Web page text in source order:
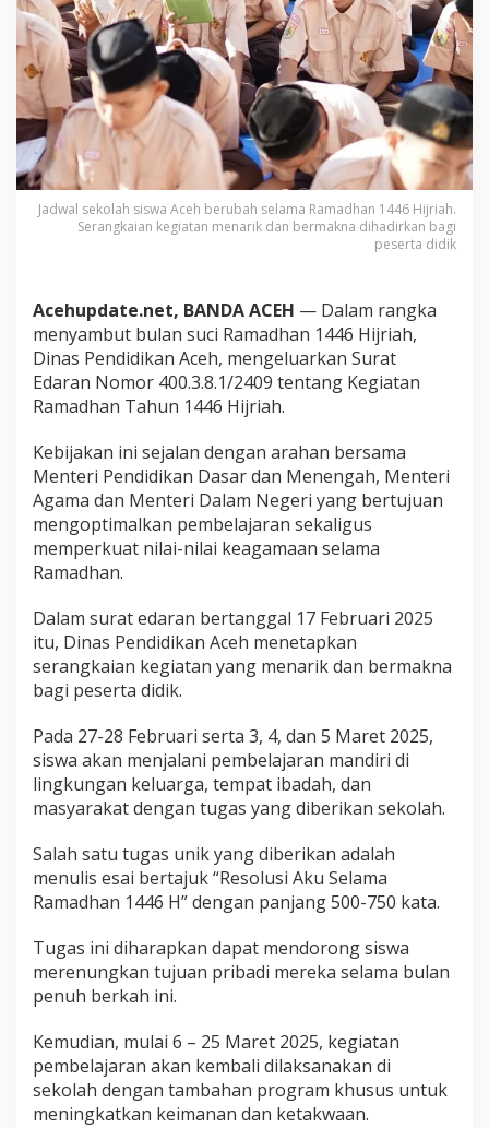
e
h
B
r
u
a
h
S
e
l
R
a
m
a
d
h
n
,
H
a
d
i
n
R
a
g
a
P
r
o
r
m
Jadwal sekolah siswa Aceh berubah selama Ramadhan 1446 Hijriah.
Serangkaian kegiatan menarik dan bermakna dihadirkan bagi
peserta didik
Acehupdate.net, BANDA ACEH — Dalam rangka
menyambut bulan suci Ramadhan 1446 Hijriah,
Dinas Pendidikan Aceh, mengeluarkan Surat
Edaran Nomor 400.3.8.1/2409 tentang Kegiatan
Ramadhan Tahun 1446 Hijriah.
Kebijakan ini sejalan dengan arahan bersama
Menteri Pendidikan Dasar dan Menengah, Menteri
Agama dan Menteri Dalam Negeri yang bertujuan
mengoptimalkan pembelajaran sekaligus
memperkuat nilai-nilai keagamaan selama
Ramadhan.
Dalam surat edaran bertanggal 17 Februari 2025
itu, Dinas Pendidikan Aceh menetapkan
serangkaian kegiatan yang menarik dan bermakna
bagi peserta didik.
Pada 27-28 Februari serta 3, 4, dan 5 Maret 2025,
siswa akan menjalani pembelajaran mandiri di
lingkungan keluarga, tempat ibadah, dan
masyarakat dengan tugas yang diberikan sekolah.
Salah satu tugas unik yang diberikan adalah
menulis esai bertajuk “Resolusi Aku Selama
Ramadhan 1446 H” dengan panjang 500-750 kata.
Tugas ini diharapkan dapat mendorong siswa
merenungkan tujuan pribadi mereka selama bulan
penuh berkah ini.
Kemudian, mulai 6 – 25 Maret 2025, kegiatan
pembelajaran akan kembali dilaksanakan di
sekolah dengan tambahan program khusus untuk
meningkatkan keimanan dan ketakwaan.